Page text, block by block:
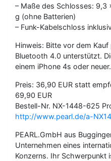
– Maße des Schlosses:
g (ohne Batterien)
– Funk-Kabelschloss
Hinweis: Bitte vor dem
Bluetooth 4.0 unterstützt.
einem iPhone 4s oder neuer.
Preis: 36,90 EUR statt
69,90 EUR
Bestell-Nr. NX-1448-625
http://www.pearl.de/a-
PEARL.GmbH aus
Unternehmen eines
Konzerns. Ihr Schwerpunkt